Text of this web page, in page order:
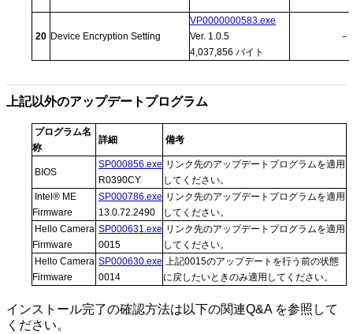
20 Device Encryption Setting
VP0000000583.exe
Ver. 1.0.5
4,037,856 バイト
－
上記以外のアップデートプログラム
プログラム名
称
詳細 備考
BIOS
SP000856.exe
R0390CY
リンク先のアップデートプログラムを適用
してください。
Intel® ME
Firmware
SP000786.exe
13.0.72.2490
リンク先のアップデートプログラムを適用
してください。
Hello Camera
Firmware
SP000631.exe
0015
リンク先のアップデートプログラムを適用
してください。
Hello Camera
Firmware
SP000630.exe
0014
上記0015のアップデートを行う前の状態
に戻したいときのみ適用してください。
インストール完了の確認方法は以下の関連Q&A を参照して
ください。